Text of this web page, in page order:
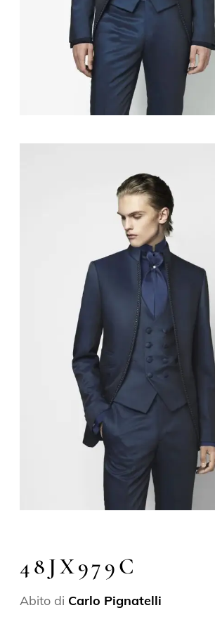
48JX979C
Abito di Carlo Pignatelli